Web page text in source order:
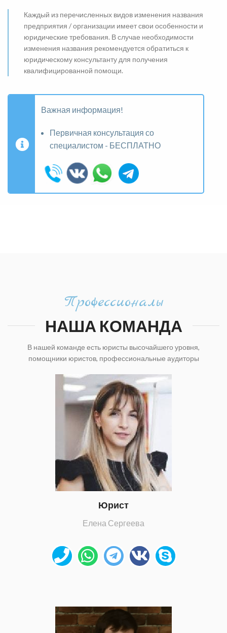
Каждый из перечисленных видов изменения названия
предприятия / организации имеет свои особенности и
юридические требования. В случае необходимости
изменения названия рекомендуется обратиться к
юридическому консультанту для получения
квалифицированной помощи.
Важная информация!
Первичная консультация со
специалистом - БЕСПЛАТНО
Профессионалы
НАША КОМАНДА
В нашей команде есть юристы высочайшего уровня,
помощники юристов, профессиональные аудиторы
Юрист
Елена Сергеева